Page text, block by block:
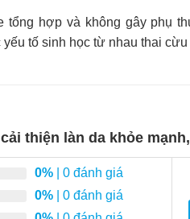
hợp và không gây phụ
tố sinh học từ nhau thai
thiện làn da khỏe
0% | 0 đánh giá
0% | 0 đánh giá